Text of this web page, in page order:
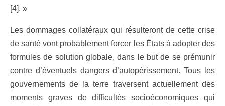
[4]. »
Les dommages collatéraux qui résulteront de cette crise
de santé vont probablement forcer les États à adopter des
formules de solution globale, dans le but de se prémunir
contre d’éventuels dangers d’autopérissement. Tous les
gouvernements de la terre traversent actuellement des
moments graves de difficultés socioéconomiques qui